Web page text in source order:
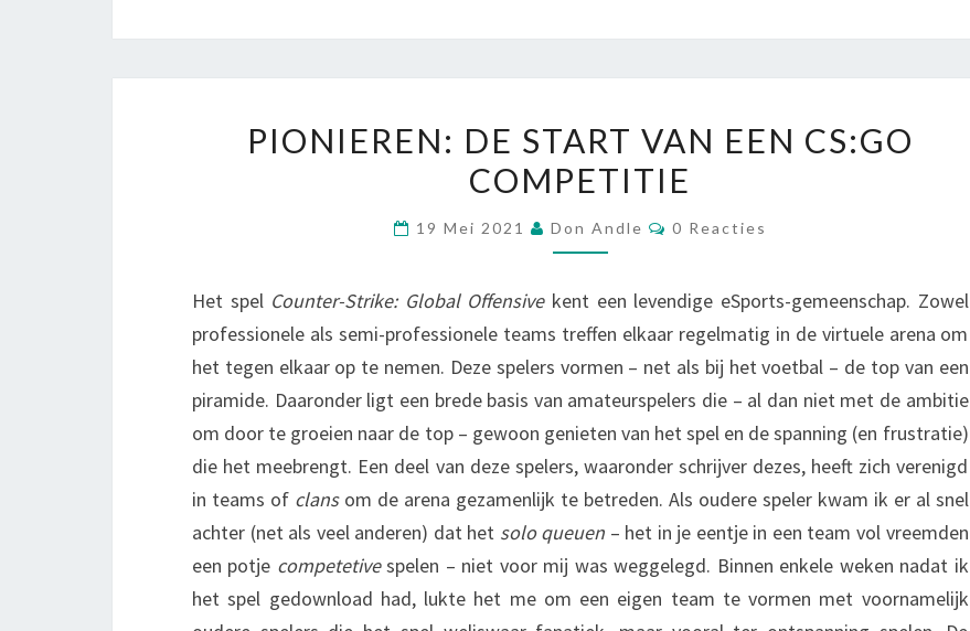
DE
START
EEN
COMPETITIE
PIONIEREN: DE START VAN EEN CS:GO
COMPETITIE
19 Mei 2021 Don Andle Reacties
0 Reacties
Het spel Counter-Strike: Global Offensivekent een levendige eSports-gemeenschap. Zowel
professionele als semi-professionele teams treffen elkaar regelmatig in de virtuele arena om
het tegen elkaar op te nemen. Deze spelers vormen – net als bij het voetbal – de top van een
piramide. Daaronder ligt een brede basis van amateurspelers die – al dan niet met de ambitie
om door te groeien naar de top – gewoon genieten van het spel en de spanning (en frustratie)
die het meebrengt. Een deel van deze spelers, waaronder schrijver dezes, heeft zich verenigd
in teams of clansom de arena gezamenlijk te betreden. Als oudere speler kwam ik er al snel
achter (net als veel anderen) dat het solo queuen – het in je eentje in een team vol vreemden
een potje competetivespelen – niet voor mij was weggelegd. Binnen enkele weken nadat ik
het spel gedownload had, lukte het me om een eigen team te vormen met voornamelijk